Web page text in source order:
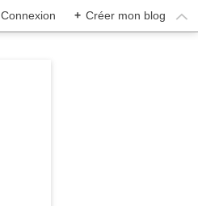
Connexion + Créer mon blog